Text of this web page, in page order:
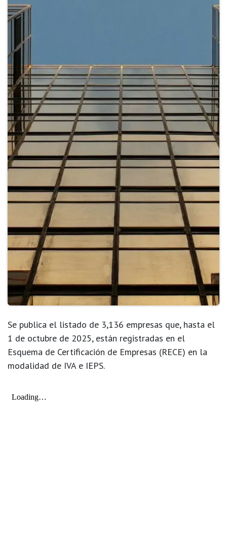
Se publica el listado de 3,136 empresas que, hasta el
1 de octubre de 2025, están registradas en el
Esquema de Certificación de Empresas (RECE) en la
modalidad de IVA e IEPS.